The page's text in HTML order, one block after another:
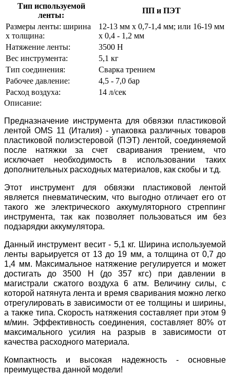
Тип используемой
ленты:
ПП и ПЭТ
Размеры ленты: ширина
х толщина:
12-13 мм х 0,7-1,4 мм; или 16-19 мм
х 0,4 - 1,2 мм
Натяжение ленты:
3500 Н
Вес инструмента:
5,1 кг
Тип соединения:
Сварка трением
Рабочее давление:
4,5 - 7,0 бар
Расход воздуха:
14 л/сек
Описание:
Предназначение инструмента для обвязки пластиковой
лентой OMS 11 (Италия) - упаковка различных товаров
пластиковой полиэстеровой (ПЭТ) лентой, соединяемой
после натяжки за счет сваривания трением, что
исключает необходимость в использовании таких
дополнительных расходных материалов, как скобы и т.д.
Этот инструмент для обвязки пластиковой лентой
является пневматическим, что выгодно отличает его от
такого же электрического аккумуляторного стреппинг
инструмента, так как позволяет пользоваться им без
подзарядки аккумулятора.
Данный инструмент весит - 5,1 кг. Ширина используемой
ленты варьируется от 13 до 19 мм, а толщина от 0,7 до
1,4 мм. Максимальное натяжение регулируется и может
достигать до 3500 Н (до 357 кгс) при давлении в
магистрали сжатого воздуха 6 атм. Величину силы, с
которой натянута лента и время сваривания можно легко
отрегулировать в зависимости от ее толщины и ширины,
а также типа. Скорость натяжения составляет при этом 9
м/мин. Эффективность соединения, составляет 80% от
максимального усилия на разрыв в зависимости от
качества расходного материала.
Компактность и высокая надежность - основные
преимущества данной модели!